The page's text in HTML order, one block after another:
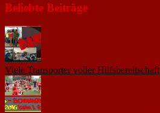
Beliebte Beiträge
Viele Transporter voller Hilfsbereitschaft